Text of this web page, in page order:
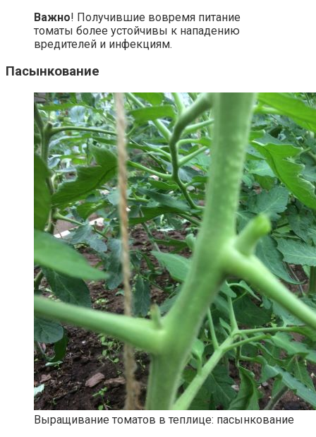
Важно! Получившие вовремя питание
томаты более устойчивы к нападению
вредителей и инфекциям.
Пасынкование
Выращивание томатов в теплице: пасынкование